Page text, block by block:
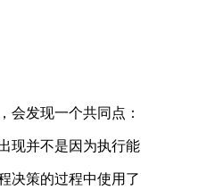
会发现一个共同点：
现并不是因为执行能
决策的过程中使用了